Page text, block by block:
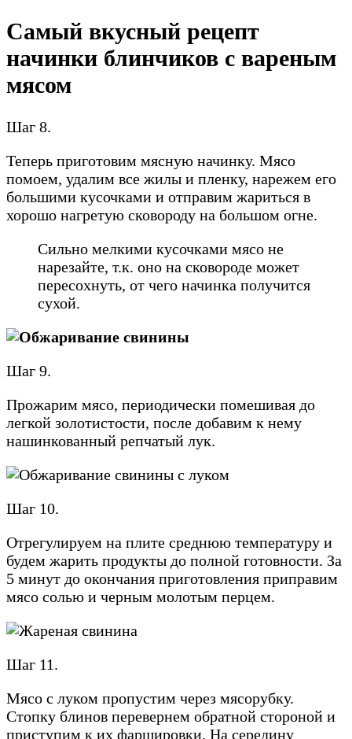
Самый вкусный рецепт
начинки блинчиков с вареным
мясом
Шаг 8.
Теперь приготовим мясную начинку. Мясо
помоем, удалим все жилы и пленку, нарежем его
большими кусочками и отправим жариться в
хорошо нагретую сковороду на большом огне.
Сильно мелкими кусочками мясо не
нарезайте, т.к. оно на сковороде может
пересохнуть, от чего начинка получится
сухой.
Шаг 9.
Прожарим мясо, периодически помешивая до
легкой золотистости, после добавим к нему
нашинкованный репчатый лук.
Шаг 10.
Отрегулируем на плите среднюю температуру и
будем жарить продукты до полной готовности. За
5 минут до окончания приготовления приправим
мясо солью и черным молотым перцем.
Шаг 11.
Мясо с луком пропустим через мясорубку.
Стопку блинов перевернем обратной стороной и
приступим к их фаршировки. На середину